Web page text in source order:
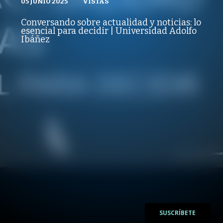
REPRODUCCIONES
VISTAS
Conversando sobre actualidad y noticias: lo
esencial para decidir | Universidad Adolfo
Ibáñez
SUSCRÍBETE
VISTAS